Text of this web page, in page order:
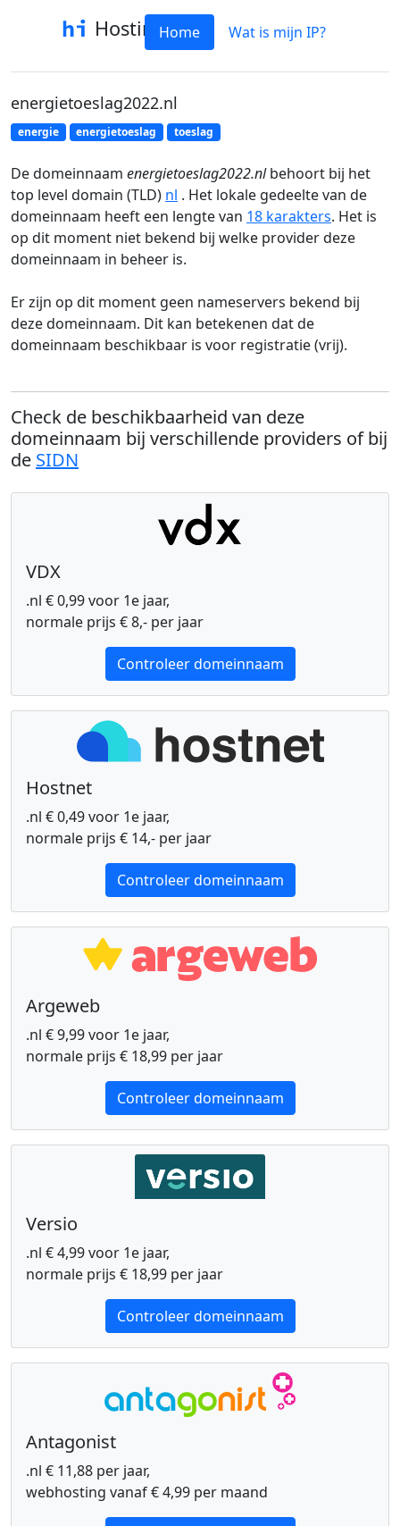
HostinfoHome Wat is mijn IP?
energietoeslag2022.nl
energie energietoeslag toeslag
De domeinnaam energietoeslag2022.nlbehoort bij het
top level domain (TLD) nl . Het lokale gedeelte van de
domeinnaam heeft een lengte van 18 karakters. Het is
op dit moment niet bekend bij welke provider deze
domeinnaam in beheer is.
Er zijn op dit moment geen nameservers bekend bij
deze domeinnaam. Dit kan betekenen dat de
domeinnaam beschikbaar is voor registratie (vrij).
Check de beschikbaarheid van deze
domeinnaam bij verschillende providers of bij
de SIDN
VDX
.nl € 0,99 voor 1e jaar,
normale prijs € 8,- per jaar
Controleer domeinnaam
Hostnet
.nl € 0,49 voor 1e jaar,
normale prijs € 14,- per jaar
Controleer domeinnaam
Argeweb
.nl € 9,99 voor 1e jaar,
normale prijs € 18,99 per jaar
Controleer domeinnaam
Versio
.nl € 4,99 voor 1e jaar,
normale prijs € 18,99 per jaar
Controleer domeinnaam
Antagonist
.nl € 11,88 per jaar,
webhosting vanaf € 4,99 per maand